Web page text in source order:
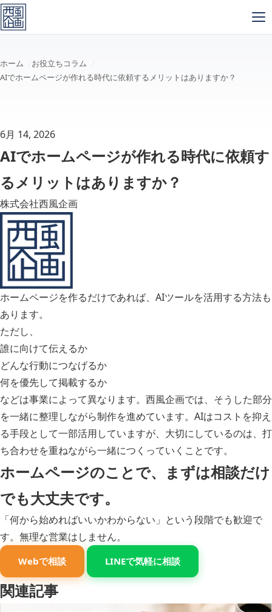
メインコンテンツへスキップ
ホーム
お役立ちコラム
AIでホームページが作れる時代に依頼するメリットはありますか？
6月 14, 2026
AIでホームページが作れる時代に依頼す
るメリットはありますか？
株式会社西風企画
ホームページを作るだけであれば、AIツールを活用する方法も
あります。
ただし、
誰に向けて伝えるか
どんな行動につなげるか
何を優先して掲載するか
などは事業によって異なります。西風企画では、そうした部分
を一緒に整理しながら制作を進めています。AIはコストを抑え
る手段として一部活用していますが、大切にしているのは、打
ち合わせを重ねながら一緒につくっていくことです。
ホームページのことで、まずは相談だけ
でも大丈夫です。
「何から始めればいいかわからない」という段階でも歓迎で
す。無理な営業はしません。
Webで相談 LINEで気軽に相談
関連記事